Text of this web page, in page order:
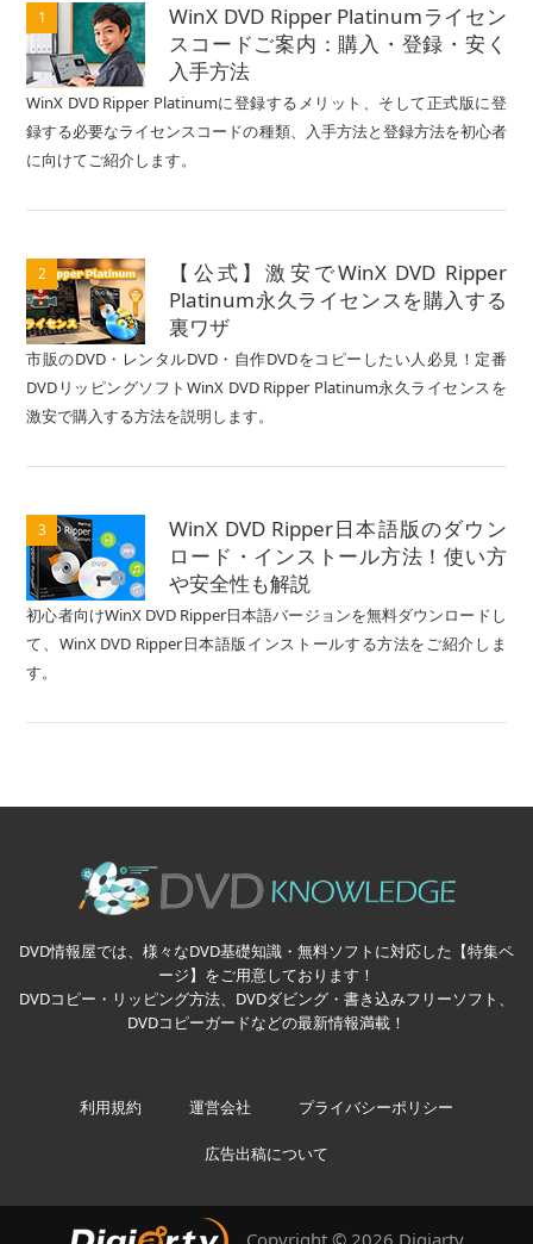
1
WinX DVD Ripper Platinumライセン
スコードご案内：購入・登録・安く
入手方法
WinX DVD Ripper Platinumに登録するメリット、そして正式版に登
録する必要なライセンスコードの種類、入手方法と登録方法を初心者
に向けてご紹介します。
2
【公式】激安でWinX DVD Ripper
Platinum永久ライセンスを購入する
裏ワザ
市販のDVD・レンタルDVD・自作DVDをコピーしたい人必見！定番
DVDリッピングソフトWinX DVD Ripper Platinum永久ライセンスを
激安で購入する方法を説明します。
3
WinX DVD Ripper日本語版のダウン
ロード・インストール方法！使い方
や安全性も解説
初心者向けWinX DVD Ripper日本語バージョンを無料ダウンロードし
て、WinX DVD Ripper日本語版インストールする方法をご紹介しま
す。
DVD情報屋では、様々なDVD基礎知識・無料ソフトに対応した【特集ペ
ージ】をご用意しております！
DVDコピー・リッピング方法、DVDダビング・書き込みフリーソフト、
DVDコピーガードなどの最新情報満載！
利用規約 運営会社 プライバシーポリシー
広告出稿について
Copyright © 2026 Digiarty